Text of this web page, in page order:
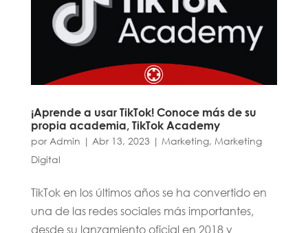
¡Aprende a usar TikTok! Conoce más de su
propia academia, TikTok Academy
por Admin | Abr 13, 2023 | Marketing, Marketing
Digital
TikTok en los últimos años se ha convertido en
una de las redes sociales más importantes,
desde su lanzamiento oficial en 2018 y